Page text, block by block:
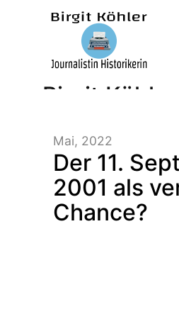
Birgit Köhler
Mai, 2022
Der 11.
2001 als
Chance?